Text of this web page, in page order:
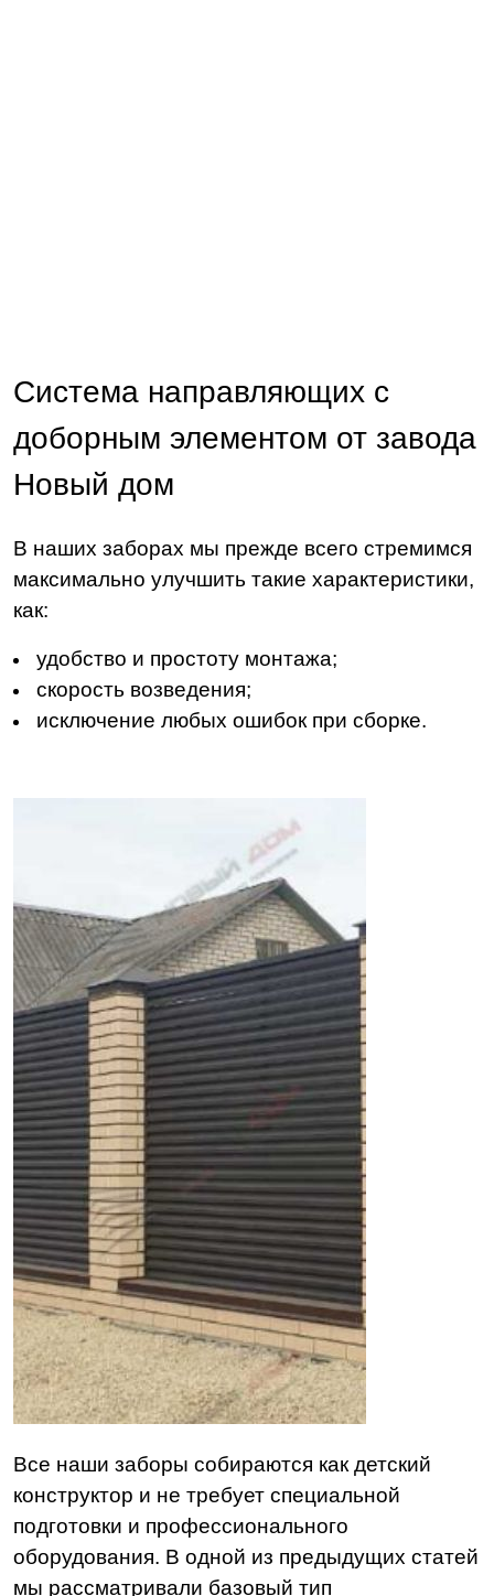
Система направляющих с
доборным элементом от завода
Новый дом
В наших заборах мы прежде всего стремимся
максимально улучшить такие характеристики,
как:
удобство и простоту монтажа;
скорость возведения;
исключение любых ошибок при сборке.
Все наши заборы собираются как детский
конструктор и не требует специальной
подготовки и профессионального
оборудования. В одной из предыдущих статей
мы рассматривали базовый тип